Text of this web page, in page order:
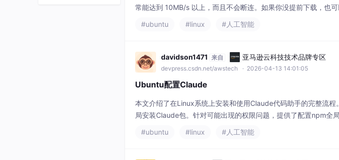
常能达到 10MB/s 以上，而且不会断连。如果你没提前下载，也可
#ubuntu
#linux #人工智能
davidson1471 来自 亚马逊云科技技术品牌专区
devpress.csdn.net/awstech · 2026-04-13 14:01:05
Ubuntu配置Claude
本文介绍了在Linux系统上安装和使用Claude代码助手的完整流
局安装Claude包。针对可能出现的权限问题，提供了配置npm全
置API密钥，包括创建settings.json文件和设置代理URL、认证令
#ubuntu #linux #人工智能